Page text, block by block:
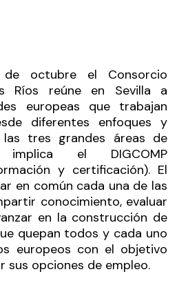
octubre el Consorcio
Ríos reúne en Sevilla a
europeas que trabajan
diferentes enfoques y
las tres grandes áreas de
el DIGCOMP
y certificación). El
en común cada una de las
conocimiento, evaluar
en la construcción de
quepan todos y cada uno
europeos con el objetivo
sus opciones de empleo.